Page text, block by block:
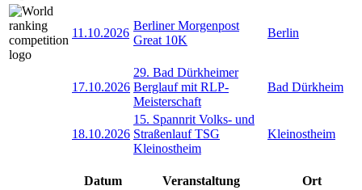
11.10.2026
Berliner Morgenpost
Great 10K
Berlin
17.10.2026
29. Bad Dürkheimer
Berglauf mit RLP-
Meisterschaft
Bad Dürkheim
18.10.2026
15. Spannrit Volks- und
Straßenlauf TSG
Kleinostheim
Kleinostheim
Datum Veranstaltung
Ort